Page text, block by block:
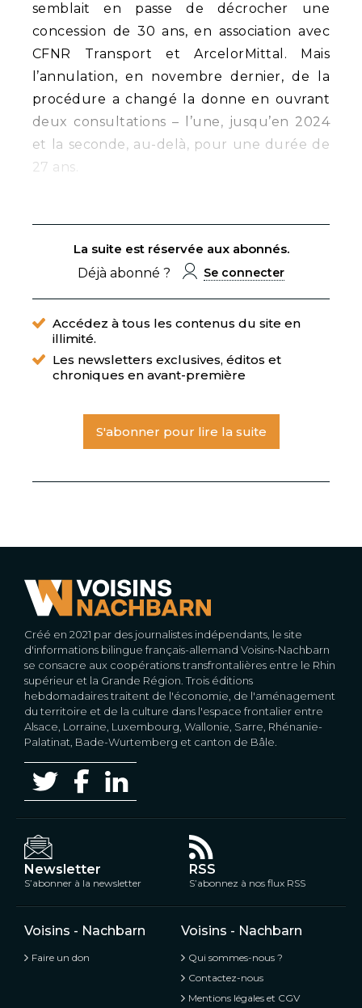
semblait en passe de décrocher une
concession de 30 ans, en association avec
CFNR Transport et ArcelorMittal. Mais
l’annulation, en novembre dernier, de la
procédure a changé la donne en ouvrant
deux consultations – l’une, jusqu’en 2024
et la seconde, au-delà, pour une durée de
27 ans.
La suite est réservée aux abonnés.
Déjà abonné ?
Se connecter
Accédez à tous les contenus du site en
illimité.
Les newsletters exclusives, éditos et
chroniques en avant-première
S'abonner pour lire la suite
Créé en 2021 par des journalistes indépendants, le site
d'informations bilingue français-allemand Voisins-Nachbarn
se consacre aux coopérations transfrontalières entre le Rhin
supérieur et la Grande Région. Trois éditions
hebdomadaires traitent de l'économie, de l'aménagement
du territoire et de la culture dans l'espace frontalier entre
Alsace, Lorraine, Luxembourg, Wallonie, Sarre, Rhénanie-
Palatinat, Bade-Wurtemberg et canton de Bâle.
Newsletter
S’abonner à la newsletter
RSS
S’abonnez à nos flux RSS
Voisins - Nachbarn
Faire un don
Voisins - Nachbarn
Qui sommes-nous ?
Contactez-nous
Mentions légales et CGV